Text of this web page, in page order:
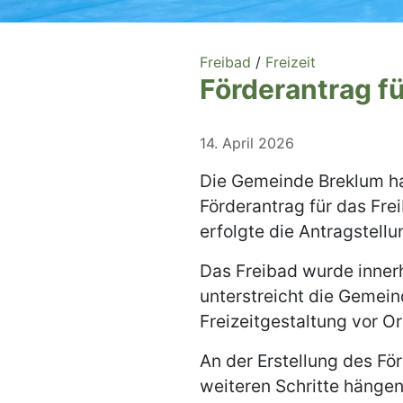
Freibad / Freizeit
Förderantrag
14. April 2026
Die Gemeinde Breklum
Förderantrag für das
erfolgte die
Das Freibad wurde
unterstreicht die
Freizeitgestaltung vor
An der Erstellung des
weiteren Schritte